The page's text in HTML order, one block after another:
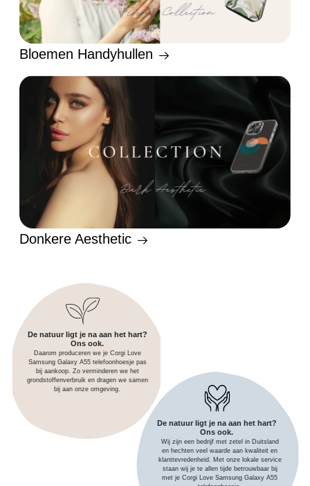
Bloemen Handyhullen
Donkere Aesthetic
De natuur ligt je na aan het hart?
Ons ook.
Daarom produceren we je Corgi Love
Samsung Galaxy A55 telefoonhoesje pas
bij aankoop. Zo verminderen we het
grondstoffenverbruik en dragen we samen
bij aan onze omgeving.
De natuur ligt je na aan het hart?
Ons ook.
Wij zijn een bedrijf met zetel in Duitsland
en hechten veel waarde aan kwaliteit en
klanttevredenheid. Met onze lokale service
staan wij je te allen tijde betrouwbaar bij
met je Corgi Love Samsung Galaxy A55